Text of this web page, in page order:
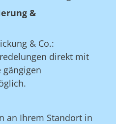
&
& Co.:
direkt mit
an Ihrem Standort in